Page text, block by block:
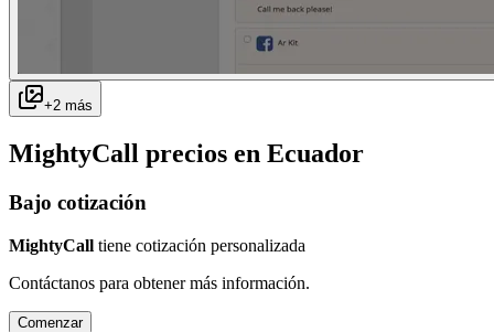
+2 más
MightyCall precios en Ecuador
Bajo cotización
MightyCall tiene cotización personalizada
Contáctanos para obtener más información.
Comenzar